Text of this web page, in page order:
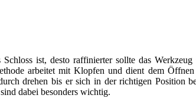
ist, desto raffinierter sollte das
arbeitet mit Klopfen und dient dem
drehen bis er sich in der richtigen Position
dabei besonders wichtig.